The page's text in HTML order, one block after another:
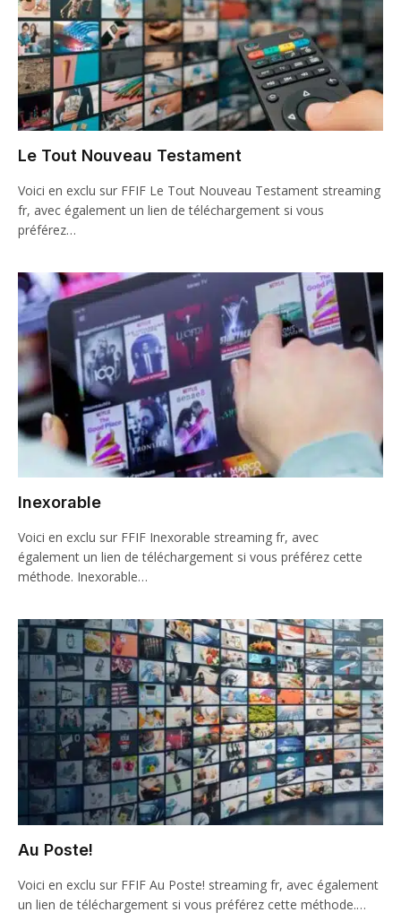
Le Tout Nouveau Testament
Voici en exclu sur FFIF Le Tout Nouveau Testament streaming
fr, avec également un lien de téléchargement si vous
préférez…
Inexorable
Voici en exclu sur FFIF Inexorable streaming fr, avec
également un lien de téléchargement si vous préférez cette
méthode. Inexorable…
Au Poste!
Voici en exclu sur FFIF Au Poste! streaming fr, avec également
un lien de téléchargement si vous préférez cette méthode.…